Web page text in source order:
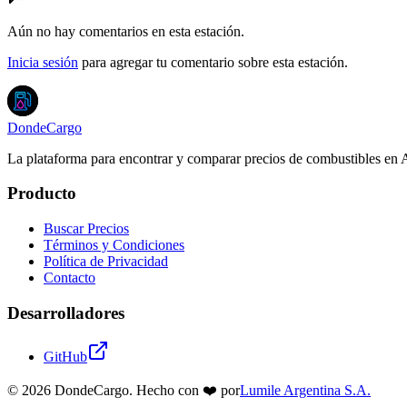
Aún no hay comentarios en esta estación.
Inicia sesión para agregar tu comentario sobre esta estación.
DondeCargo
La plataforma para encontrar y comparar precios de combustibles en
Producto
Buscar Precios
Términos y Condiciones
Política de Privacidad
Contacto
Desarrolladores
GitHub
© 2026 DondeCargo. Hecho con ❤️ porLumile Argentina S.A.